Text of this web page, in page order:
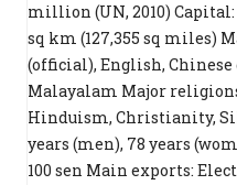
million (UN, 2010) Capital:
sq km (127,355 sq miles)
(official), English,
Malayalam Major
Hinduism, Christianity,
years (men), 78 years
100 sen Main exports: